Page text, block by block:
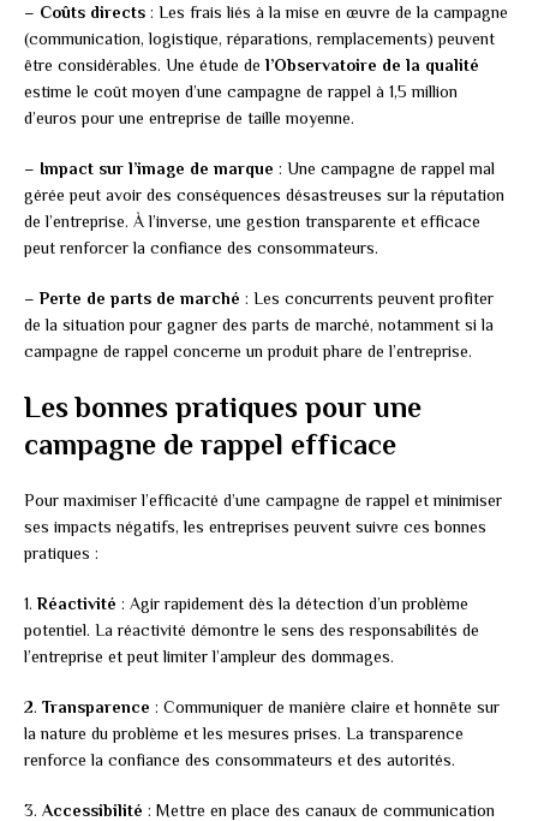
– Coûts directs : Les frais liés à la mise en œuvre de la campagne
(communication, logistique, réparations, remplacements) peuvent
être considérables. Une étude de l’Observatoire de la qualité
estime le coût moyen d’une campagne de rappel à 1,5 million
d’euros pour une entreprise de taille moyenne.
– Impact sur l’image de marque : Une campagne de rappel mal
gérée peut avoir des conséquences désastreuses sur la réputation
de l’entreprise. À l’inverse, une gestion transparente et efficace
peut renforcer la confiance des consommateurs.
–Perte de parts de marché : Les concurrents peuvent profiter
de la situation pour gagner des parts de marché, notamment si la
campagne de rappel concerne un produit phare de l’entreprise.
Les bonnes pratiques pour une
campagne de rappel efficace
Pour maximiser l’efficacité d’une campagne de rappel et minimiser
ses impacts négatifs, les entreprises peuvent suivre ces bonnes
pratiques :
1.Réactivité : Agir rapidement dès la détection d’un problème
potentiel. La réactivité démontre le sens des responsabilités de
l’entreprise et peut limiter l’ampleur des dommages.
2. Transparence : Communiquer de manière claire et honnête sur
la nature du problème et les mesures prises. La transparence
renforce la confiance des consommateurs et des autorités.
3. Accessibilité : Mettre en place des canaux de communication